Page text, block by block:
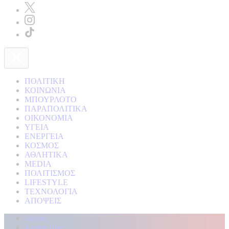
ΠΟΛΙΤΙΚΗ
ΚΟΙΝΩΝΙΑ
ΜΠΟΥΡΛΟΤΟ
ΠΑΡΑΠΟΛΙΤΙΚΑ
ΟΙΚΟΝΟΜΙΑ
ΥΓΕΙΑ
ΕΝΕΡΓΕΙΑ
ΚΟΣΜΟΣ
ΑΘΛΗΤΙΚΑ
MEDIA
ΠΟΛΙΤΙΣΜΟΣ
LIFESTYLE
ΤΕΧΝΟΛΟΓΙΑ
ΑΠΟΨΕΙΣ
Αρχική
Kontra Live